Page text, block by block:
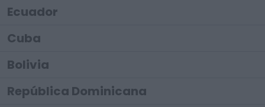
Ecuador
Cuba
Bolivia
República Dominicana